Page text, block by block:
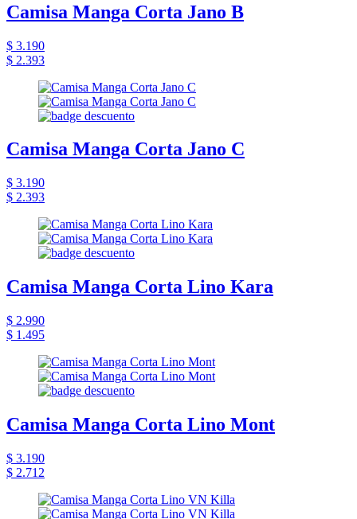
Camisa Manga Corta Jano B
$ 3.190
$ 2.393
Camisa Manga Corta Jano C
$ 3.190
$ 2.393
Camisa Manga Corta Lino Kara
$ 2.990
$ 1.495
Camisa Manga Corta Lino Mont
$ 3.190
$ 2.712